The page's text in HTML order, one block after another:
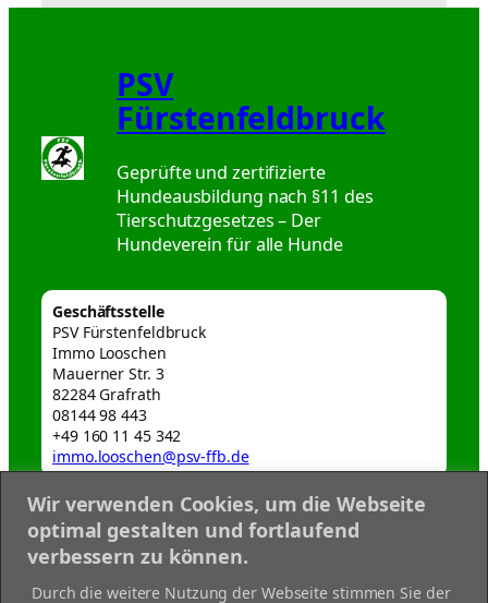
Wir verwenden Cookies, um die Webseite
optimal gestalten und fortlaufend
verbessern zu können.
Durch die weitere Nutzung der Webseite stimmen Sie der
PSV
Fürstenfeldbruck
Geprüfte und zertifizierte
Hundeausbildung nach §11 des
Tierschutzgesetzes – Der
Hundeverein für alle Hunde
Geschäftsstelle
PSV Fürstenfeldbruck
Immo Looschen
Mauerner Str. 3
82284 Grafrath
08144 98 443
+49 160 11 45 342
immo.looschen@psv-ffb.de
Webmaster
webmaster@psv-ffb.de
Datenschutzerklärung